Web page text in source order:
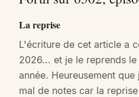
La reprise
L'écriture de cet article a
2026... et je le reprends
année. Heureusement
mal de notes car la